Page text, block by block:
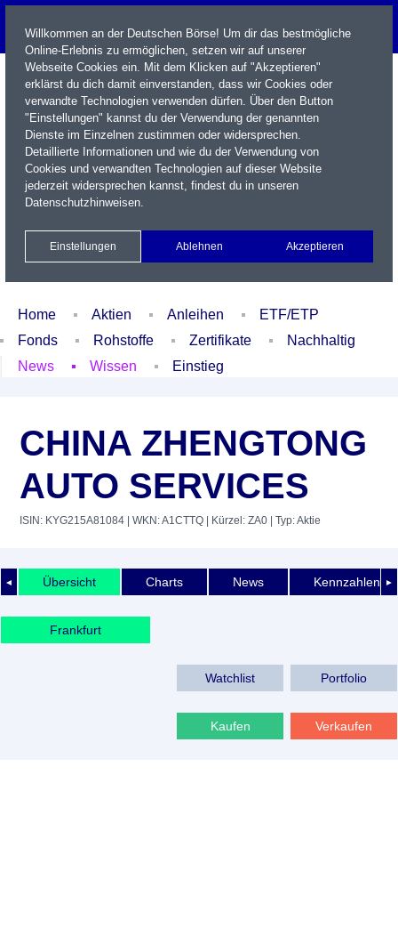
Name / WKN / ISIN / Kürzel
Xetra Realtime
Watchlist Portfolio Login
Home Aktien Anleihen
ETF/ETP
Fonds
Rohstoffe Zertifikate
Nachhaltig
News
Wissen Einstieg
CHINA ZHENGTONG
AUTO SERVICES
ISIN: KYG215A81084 | WKN: A1CTTQ | Kürzel: ZA0 | Typ: Aktie
◄ ►
Übersicht Charts News Kennzahlen
Frankfurt
Watchlist Portfolio
Kaufen Verkaufen
Willkommen an der Deutschen Börse! Um dir das bestmögliche
Online-Erlebnis zu ermöglichen, setzen wir auf unserer
Webseite Cookies ein. Mit dem Klicken auf "Akzeptieren"
erklärst du dich damit einverstanden, dass wir Cookies oder
verwandte Technologien verwenden dürfen. Über den Button
"Einstellungen" kannst du der Verwendung der genannten
Dienste im Einzelnen zustimmen oder widersprechen.
Detaillierte Informationen und wie du der Verwendung von
Cookies und verwandten Technologien auf dieser Website
jederzeit widersprechen kannst, findest du in unseren
Datenschutzhinweisen.
Einstellungen Ablehnen Akzeptieren